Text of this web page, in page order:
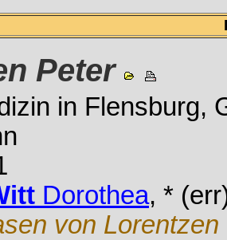
Peter
in Flensburg,
Dorothea, *
von Lorentzen